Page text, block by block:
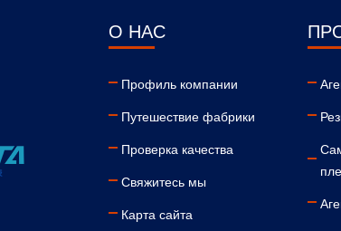
О НАС
Профиль компании
Путешествие фабрики
Проверка качества
Свяжитесь мы
Карта сайта